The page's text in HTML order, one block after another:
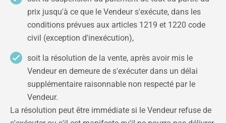
prix jusqu'à ce que le Vendeur s'exécute, dans les
conditions prévues aux articles 1219 et 1220 code
civil (exception d'inexécution),
soit la résolution de la vente, après avoir mis le
Vendeur en demeure de s'exécuter dans un délai
supplémentaire raisonnable non respecté par le
Vendeur.
La résolution peut être immédiate si le Vendeur refuse de